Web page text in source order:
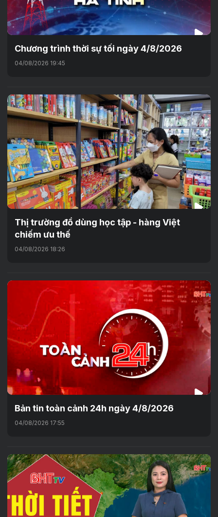
Chương trình thời sự tối ngày 4/8/2026
04/08/2026 19:45
Thị trường đồ dùng học tập - hàng Việt
chiếm ưu thế
04/08/2026 18:26
Bản tin toàn cảnh 24h ngày 4/8/2026
04/08/2026 17:55